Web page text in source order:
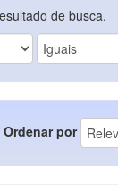
de busca.
Ordenar por